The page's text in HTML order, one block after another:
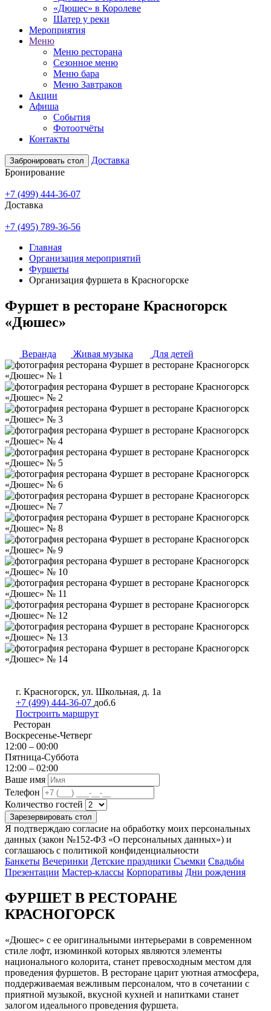
«Дюшес» в Королеве
Шатер у реки
Мероприятия
Меню
Меню ресторана
Сезонное меню
Меню бара
Меню Завтраков
Акции
Афиша
События
Фотоотчёты
Контакты
Забронировать стол
Доставка
Бронирование
+7 (499) 444-36-07
Доставка
+7 (495) 789-36-56
Главная
Организация мероприятий
Фуршеты
Организация фуршета в Красногорске
Фуршет в ресторане Красногорск
«Дюшес»
Веранда Живая музыка Для детей
г. Красногорск, ул. Школьная, д. 1а
+7 (499) 444-36-07 доб.6
Построить маршрут
Ресторан
Воскресенье-Четверг
12:00 – 00:00
Пятница-Суббота
12:00 – 02:00
Ваше имя
Телефон
Количество гостей
Зарезервировать стол
Я подтверждаю согласие на обработку моих персональных
данных (закон №152-ФЗ «О персональных данных») и
соглашаюсь с политикой конфиденциальности
Банкеты Вечеринки Детские праздники Съемки Свадьбы
Презентации Мастер-классы Корпоративы Дни рождения
ФУРШЕТ В РЕСТОРАНЕ
КРАСНОГОРСК
«Дюшес» с ее оригинальными интерьерами в современном
стиле лофт, изюминкой которых являются элементы
национального колорита, станет превосходным местом для
проведения фуршетов. В ресторане царит уютная атмосфера,
поддерживаемая вежливым персоналом, что в сочетании с
приятной музыкой, вкусной кухней и напитками станет
залогом идеального проведения фуршета.